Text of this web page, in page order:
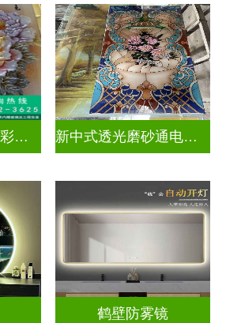
双面钢化隔断屏风彩绘深雕浮雕玻璃 新中式透光磨砂通电深雕浮雕玻璃
鹤壁防雾镜